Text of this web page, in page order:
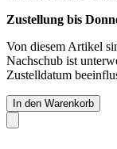
Zustellung bis
Von diesem Artikel
Nachschub ist
Zustelldatum
In den Warenkorb